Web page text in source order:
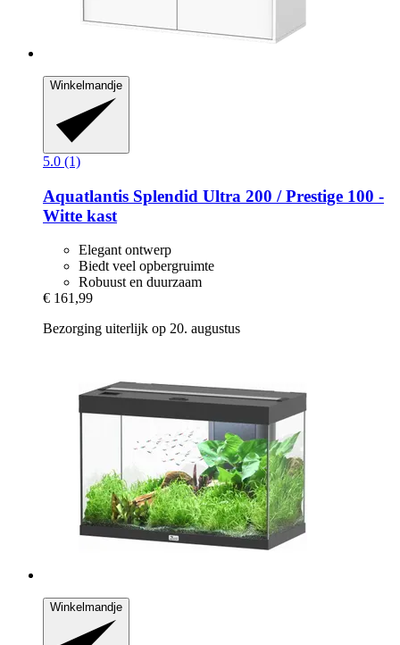
Winkelmandje
5.0 (1)
Aquatlantis Splendid Ultra 200 / Prestige 100 -​
Witte kast
Elegant ontwerp
Biedt veel opbergruimte
Robuust en duurzaam
€ 161,99
Bezorging uiterlijk op 20. augustus
Winkelmandje